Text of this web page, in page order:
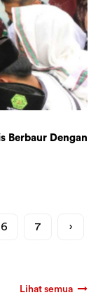
Berbaur Dengan
6 7 ›
Lihat semua